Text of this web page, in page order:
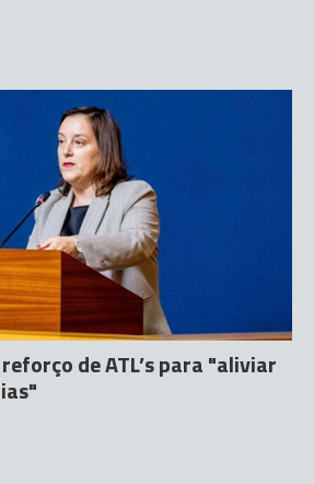
de ATL’s para "aliviar